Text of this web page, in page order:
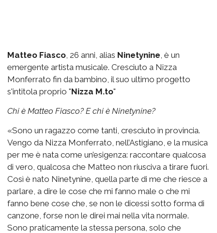
Matteo Fiasco , 26 anni, alias Ninetynine , è un
emergente artista musicale. Cresciuto a Nizza
Monferrato fin da bambino, il suo ultimo progetto
s'intitola proprio "Nizza M.to"
Chi è Matteo Fiasco? E chi è Ninetynine?
«Sono un ragazzo come tanti, cresciuto in provincia.
Vengo da Nizza Monferrato, nell’Astigiano, e la musica
per me è nata come un’esigenza: raccontare qualcosa
di vero, qualcosa che Matteo non riusciva a tirare fuori.
Così è nato Ninetynine, quella parte di me che riesce a
parlare, a dire le cose che mi fanno male o che mi
fanno bene cose che, se non le dicessi sotto forma di
canzone, forse non le direi mai nella vita normale.
Sono praticamente la stessa persona, solo che